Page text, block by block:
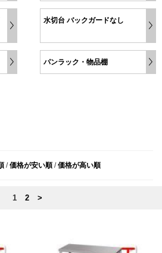
水切台 バックガードなし
パンラック・物品棚
/価格が安い順 /価格が高い順
1 2 >